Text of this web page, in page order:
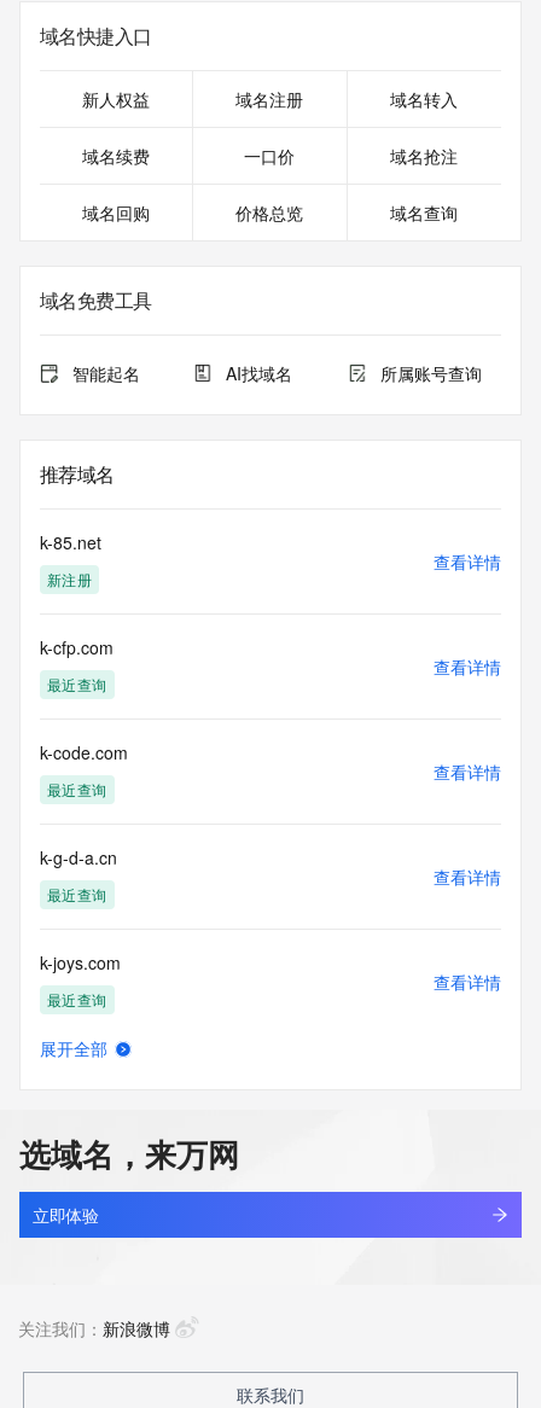
域名快捷入口
新人权益 域名注册 域名转入
域名续费 一口价 域名抢注
域名回购 价格总览 域名查询
域名免费工具
智能起名 AI找域名 所属账号查询
推荐域名
k-85.net
新注册
查看详情
k-cfp.com
最近查询
查看详情
k-code.com
最近查询
查看详情
k-g-d-a.cn
最近查询
查看详情
k-joys.com
最近查询
查看详情
k-quan.com
最近查询
查看详情
展开全部
选域名，来万网
立即体验
关注我们： 新浪微博
联系我们